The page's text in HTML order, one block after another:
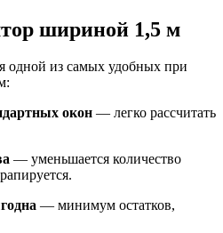
шириной 1,5 м
одной из самых удобных при
окон — легко рассчитать
— уменьшается количество
— минимум остатков,